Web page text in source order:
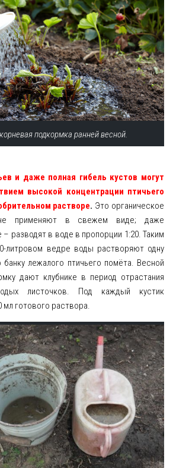
подкормка ранней весной.
и даже полная гибель кустов могут
высокой концентрации птичьего
растворе. Это органическое
применяют в свежем виде; даже
разводят в воде в пропорции 1:20. Таким
литровом ведре воды растворяют одну
банку лежалого птичьего помёта. Весной
дают клубнике в период отрастания
листочков. Под каждый кустик
мл готового раствора.